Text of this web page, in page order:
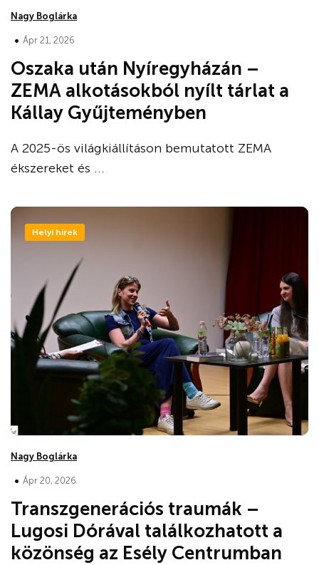
Nagy Boglárka
• Ápr 21, 2026
Oszaka után Nyíregyházán –
ZEMA alkotásokból nyílt tárlat a
Kállay Gyűjteményben
A 2025-ös világkiállításon bemutatott ZEMA
ékszereket és ...
Helyi hírek
Nagy Boglárka
• Ápr 20, 2026
Transzgenerációs traumák –
Lugosi Dórával találkozhatott a
közönség az Esély Centrumban